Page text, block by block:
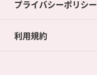
プライバシーポリシー
利用規約